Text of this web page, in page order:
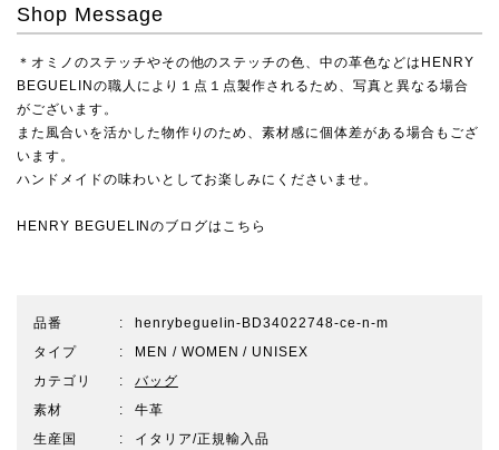
Shop Message
＊オミノのステッチやその他のステッチの色、中の革色などはHENRY
BEGUELINの職人により１点１点製作されるため、写真と異なる場合
がございます。
また風合いを活かした物作りのため、素材感に個体差がある場合もござ
います。
ハンドメイドの味わいとしてお楽しみにくださいませ。
HENRY BEGUELINのブログはこちら
品番
henrybeguelin-BD34022748-ce-n-m
タイプ
MEN / WOMEN / UNISEX
カテゴリ
バッグ
素材
牛革
生産国
イタリア/正規輸入品